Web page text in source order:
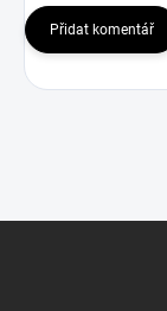
Přidat komentář